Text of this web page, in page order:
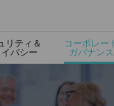
リティ＆
バシー
コーポレー
ガバナンス